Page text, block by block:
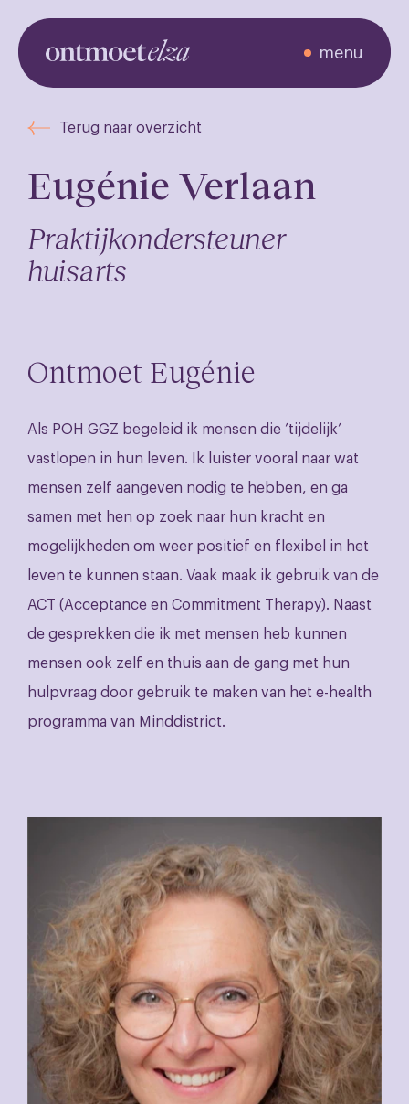
menu
Ontmoet de
Terug naar overzicht
Eugénie Verlaan
Praktijkondersteuner
huisarts
Ontmoet Eugénie
Als POH GGZ begeleid ik mensen die ’tijdelijk’
vastlopen in hun leven. Ik luister vooral naar wat
mensen zelf aangeven nodig te hebben, en ga
samen met hen op zoek naar hun kracht en
mogelijkheden om weer positief en flexibel in het
leven te kunnen staan. Vaak maak ik gebruik van de
ACT (Acceptance en Commitment Therapy). Naast
de gesprekken die ik met mensen heb kunnen
mensen ook zelf en thuis aan de gang met hun
hulpvraag door gebruik te maken van het e-health
programma van Minddistrict.